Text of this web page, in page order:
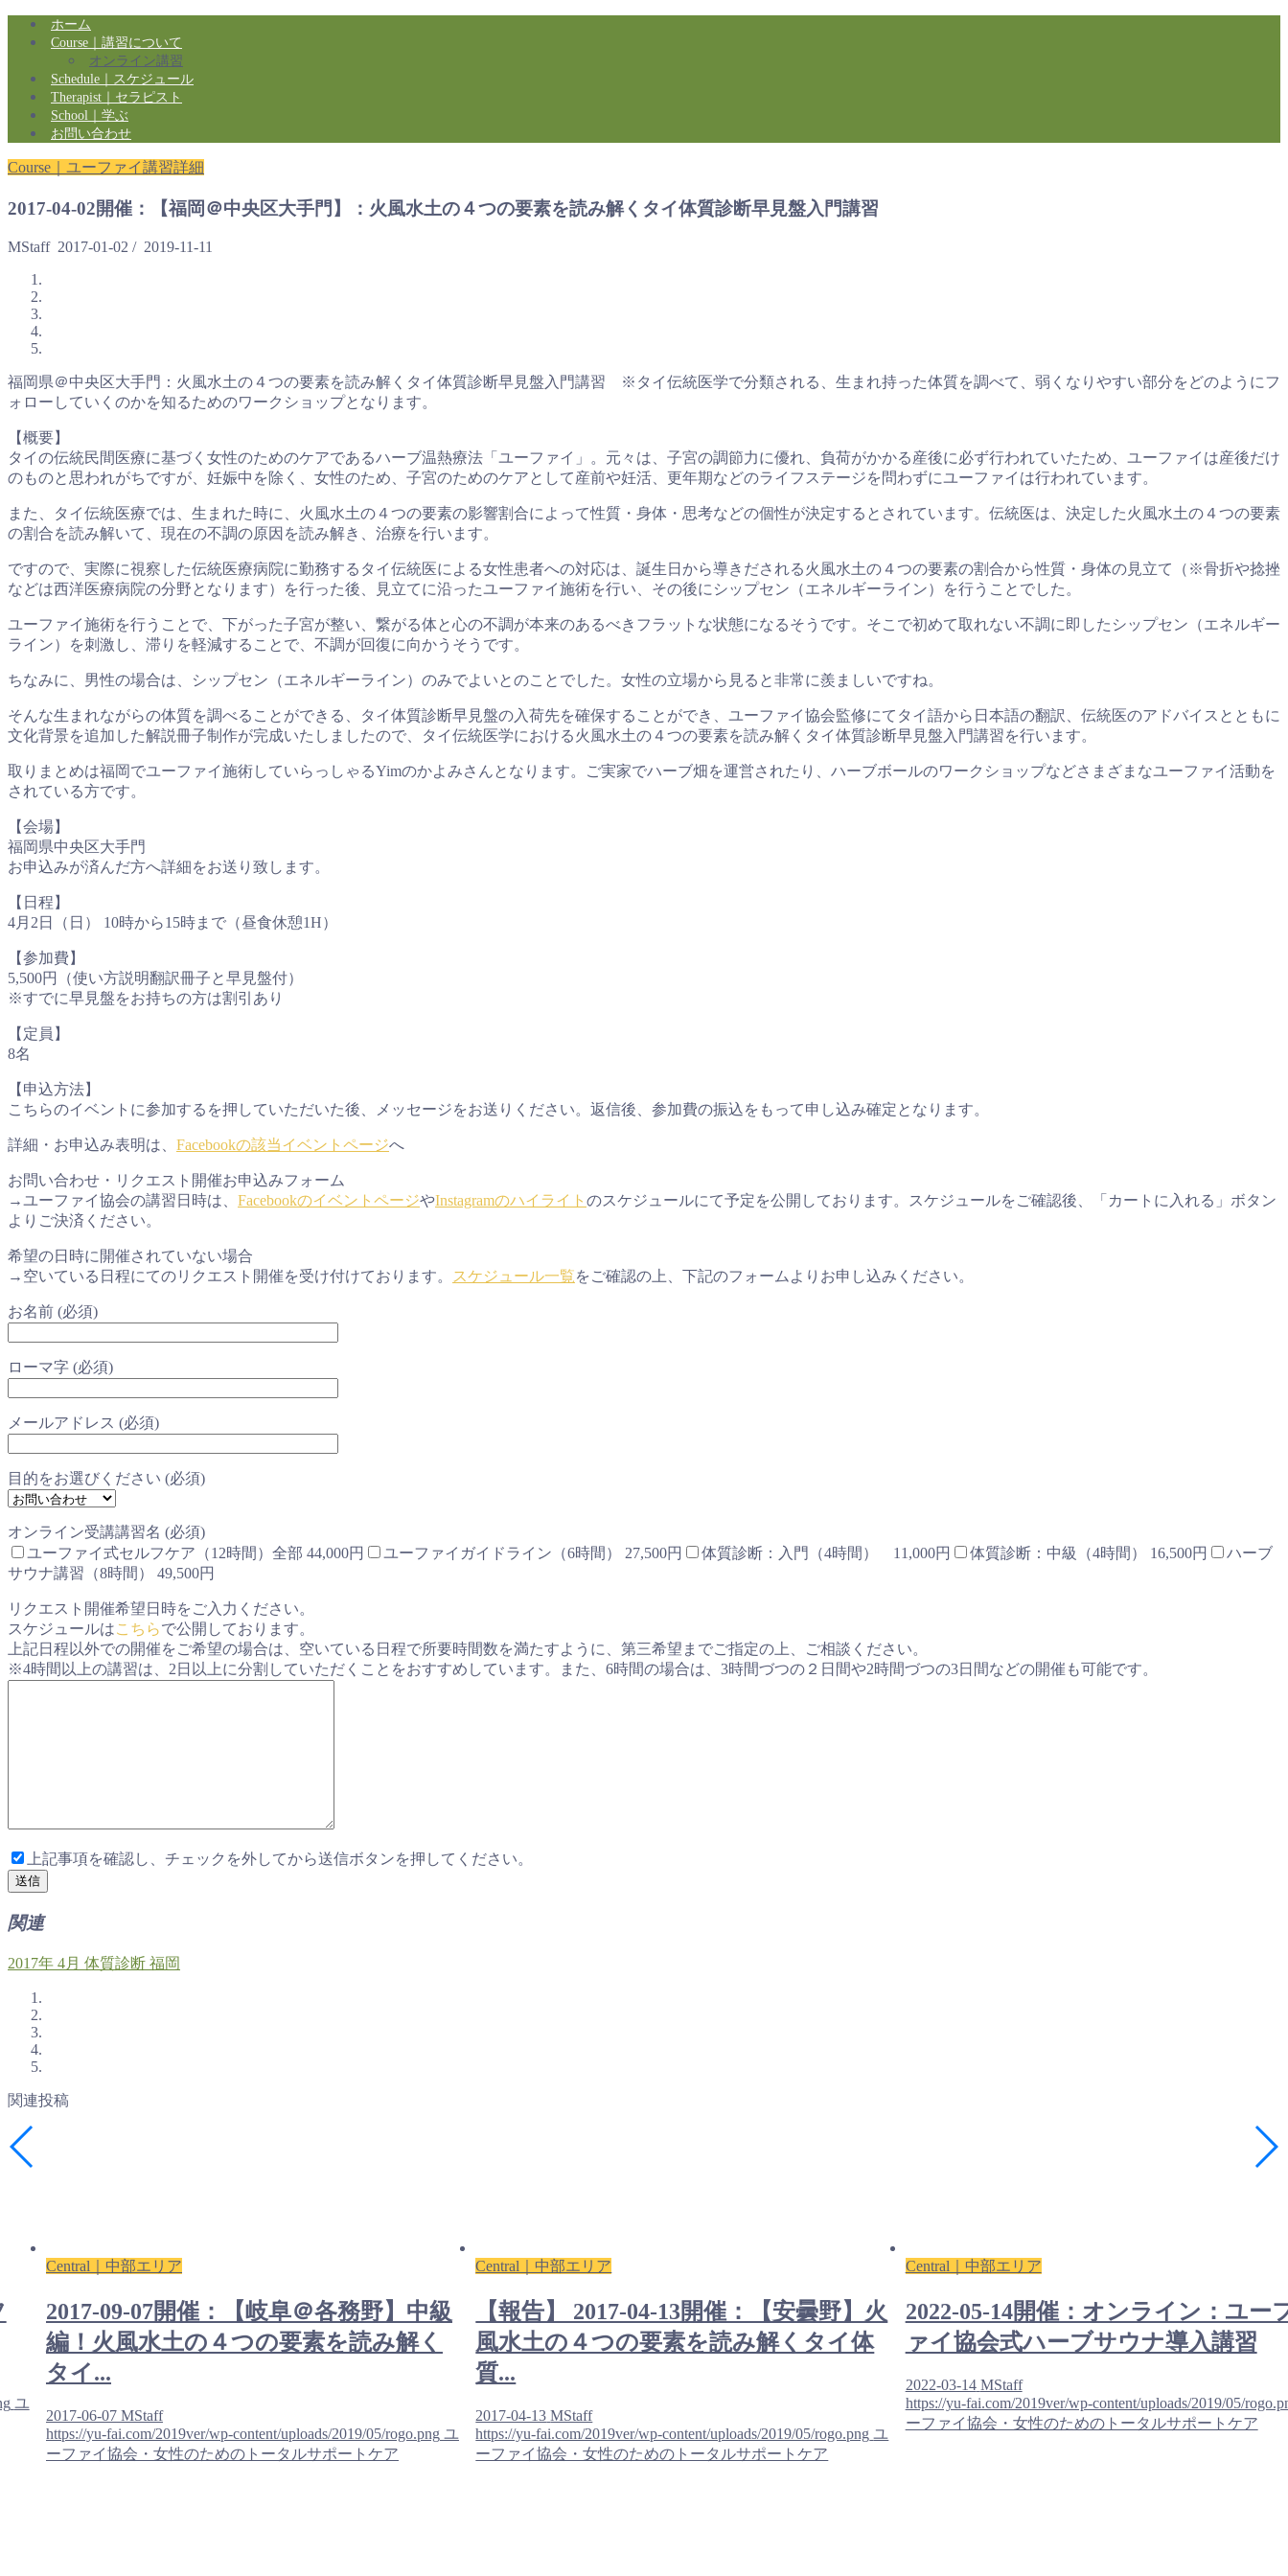
ホーム
Course｜講習について
オンライン講習
Schedule｜スケジュール
Therapist｜セラピスト
School｜学ぶ
お問い合わせ
Course｜ユーファイ講習詳細
2017-04-02開催：【福岡＠中央区大手門】：火風水土の４つの要素を読み解くタイ体質診断早見盤入門講習
MStaff 2017-01-02 / 2019-11-11
福岡県＠中央区大手門：火風水土の４つの要素を読み解くタイ体質診断早見盤入門講習 ※タイ伝統医学で分類される、生まれ持った体質を調べて、弱くなりやすい部分をどのようにフ
ォローしていくのかを知るためのワークショップとなります。
【概要】
タイの伝統民間医療に基づく女性のためのケアであるハーブ温熱療法「ユーファイ」。元々は、子宮の調節力に優れ、負荷がかかる産後に必ず行われていたため、ユーファイは産後だけ
のものと思われがちですが、妊娠中を除く、女性のため、子宮のためのケアとして産前や妊活、更年期などのライフステージを問わずにユーファイは行われています。
また、タイ伝統医療では、生まれた時に、火風水土の４つの要素の影響割合によって性質・身体・思考などの個性が決定するとされています。伝統医は、決定した火風水土の４つの要素
の割合を読み解いて、現在の不調の原因を読み解き、治療を行います。
ですので、実際に視察した伝統医療病院に勤務するタイ伝統医による女性患者への対応は、誕生日から導きだされる火風水土の４つの要素の割合から性質・身体の見立て（※骨折や捻挫
などは西洋医療病院の分野となります）を行った後、見立てに沿ったユーファイ施術を行い、その後にシップセン（エネルギーライン）を行うことでした。
ユーファイ施術を行うことで、下がった子宮が整い、繋がる体と心の不調が本来のあるべきフラットな状態になるそうです。そこで初めて取れない不調に即したシップセン（エネルギー
ライン）を刺激し、滞りを軽減することで、不調が回復に向かうそうです。
ちなみに、男性の場合は、シップセン（エネルギーライン）のみでよいとのことでした。女性の立場から見ると非常に羨ましいですね。
そんな生まれながらの体質を調べることができる、タイ体質診断早見盤の入荷先を確保することができ、ユーファイ協会監修にてタイ語から日本語の翻訳、伝統医のアドバイスとともに
文化背景を追加した解説冊子制作が完成いたしましたので、タイ伝統医学における火風水土の４つの要素を読み解くタイ体質診断早見盤入門講習を行います。
取りまとめは福岡でユーファイ施術していらっしゃるYimのかよみさんとなります。ご実家でハーブ畑を運営されたり、ハーブボールのワークショップなどさまざまなユーファイ活動を
されている方です。
【会場】
福岡県中央区大手門
お申込みが済んだ方へ詳細をお送り致します。
【日程】
4月2日（日） 10時から15時まで（昼食休憩1H）
【参加費】
5,500円（使い方説明翻訳冊子と早見盤付）
※すでに早見盤をお持ちの方は割引あり
【定員】
8名
【申込方法】
こちらのイベントに参加するを押していただいた後、メッセージをお送りください。返信後、参加費の振込をもって申し込み確定となります。
詳細・お申込み表明は、 Facebookの該当イベントページへ
お問い合わせ・リクエスト開催お申込みフォーム
→ユーファイ協会の講習日時は、 FacebookのイベントページやInstagramのハイライト のスケジュールにて予定を公開しております。スケジュールをご確認後、「カートに入れる」ボタン
よりご決済ください。
希望の日時に開催されていない場合
→空いている日程にてのリクエスト開催を受け付けております。 スケジュール一覧をご確認の上、下記のフォームよりお申し込みください。
お名前 (必須)
ローマ字 (必須)
メールアドレス (必須)
目的をお選びください (必須)
オンライン受講講習名 (必須)
ユーファイ式セルフケア（12時間）全部 44,000円
ユーファイガイドライン（6時間） 27,500円 体質診断：入門（4時間） 11,000円 体質診断：中級（4時間） 16,500円
ハーブ
サウナ講習（8時間） 49,500円
リクエスト開催希望日時をご入力ください。
スケジュールはこちらで公開しております。
上記日程以外での開催をご希望の場合は、空いている日程で所要時間数を満たすように、第三希望までご指定の上、ご相談ください。
※4時間以上の講習は、2日以上に分割していただくことをおすすめしています。また、6時間の場合は、3時間づつの２日間や2時間づつの3日間などの開催も可能です。
上記事項を確認し、チェックを外してから送信ボタンを押してください。
関連
2017年 4月 体質診断 福岡
関連投稿
ユ
Central｜中部エリア
2017-09-07開催：【岐阜＠各務野】中級
編！火風水土の４つの要素を読み解く
タイ...
2017-06-07 MStaff
https://yu-fai.com/2019ver/wp-content/uploads/2019/05/rogo.png ユ
ーファイ協会・女性のためのトータルサポートケア
Central｜中部エリア
【報告】 2017-04-13開催：【安曇野】火
風水土の４つの要素を読み解くタイ体
質...
2017-04-13 MStaff
https://yu-fai.com/2019ver/wp-content/uploads/2019/05/rogo.png ユ
ーファイ協会・女性のためのトータルサポートケア
Central｜中部エリア
2022-05-14開催：オンライン：ユー
ァイ協会式ハーブサウナ導入講習
2022-03-14 MStaff
https://yu-fai.com/2019ver/wp-content/uploads/2019/05/
ーファイ協会・女性のためのトータルサポートケア